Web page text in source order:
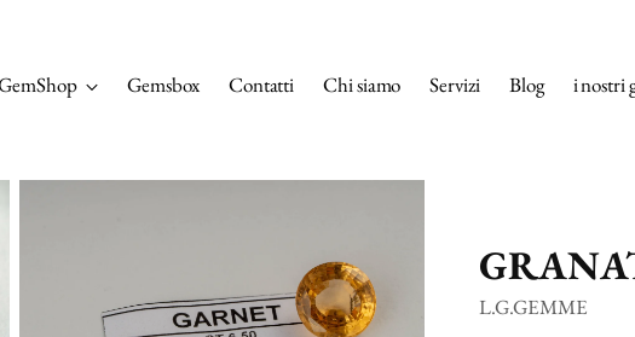
Gemsbox Contatti Chi siamo Servizi Blog i nostri
L.G.GEMME